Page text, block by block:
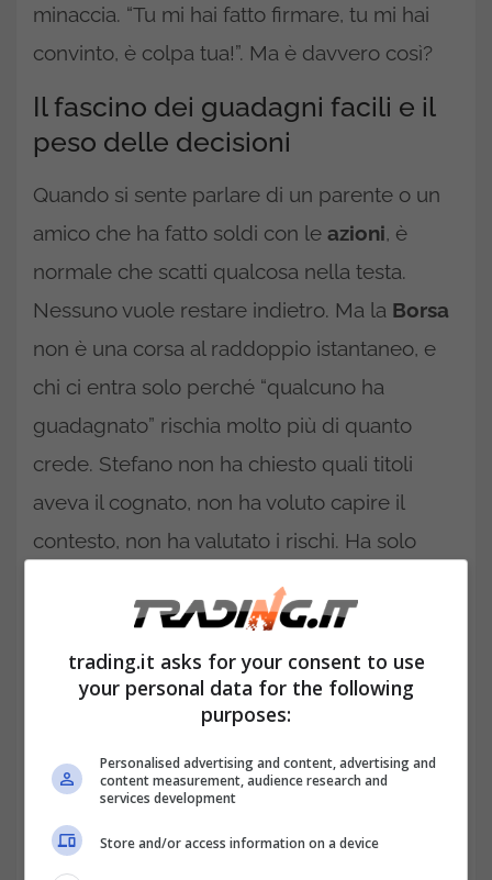
minaccia. “Tu mi hai fatto firmare, tu mi hai
convinto, è colpa tua!”. Ma è davvero così?
Il fascino dei guadagni facili e il
peso delle decisioni
Quando si sente parlare di un parente o un
amico che ha fatto soldi con le azioni, è
normale che scatti qualcosa nella testa.
Nessuno vuole restare indietro. Ma la Borsa
non è una corsa al raddoppio istantaneo, e
chi ci entra solo perché “qualcuno ha
guadagnato” rischia molto più di quanto
crede. Stefano non ha chiesto quali titoli
aveva il cognato, non ha voluto capire il
contesto, non ha valutato i rischi. Ha solo
trading.it asks for your consent to use
your personal data for the following
purposes:
Personalised advertising and content, advertising and
content measurement, audience research and
services development
Store and/or access information on a device